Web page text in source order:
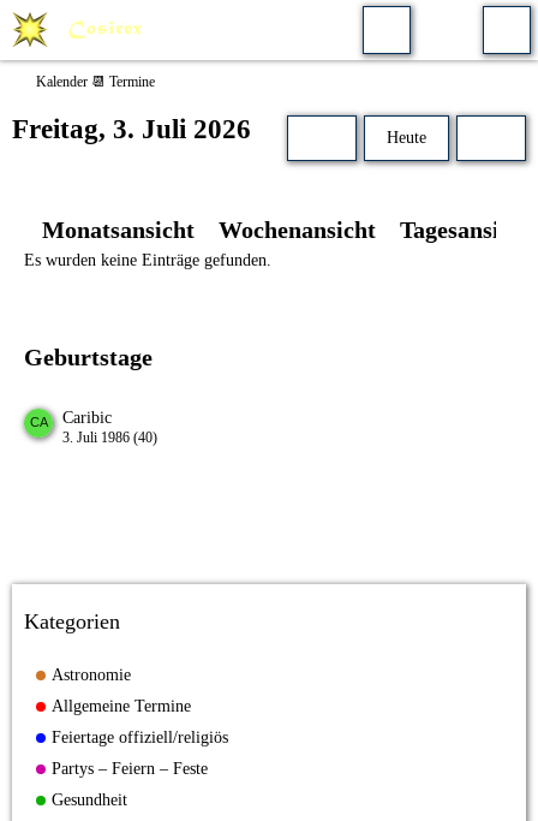
Kalender 📆 Termine
Freitag, 3. Juli 2026 Heute
Monatsansicht Wochenansicht Tagesansicht
Es wurden keine Einträge gefunden.
Geburtstage
Caribic
3. Juli 1986 (40)
Kategorien
Astronomie
Allgemeine Termine
Feiertage offiziell/religiös
Partys – Feiern – Feste
Gesundheit